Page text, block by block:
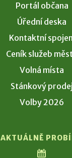
Portál občana
Úřední deska
Kontaktní
Ceník služeb
Volná místa
Stánkový prodej
Volby 2026
AKTUÁLNĚ